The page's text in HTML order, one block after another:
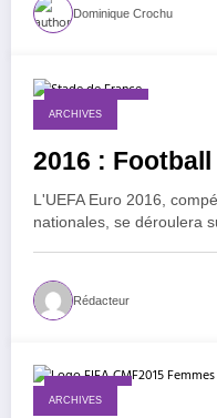
Dominique Crochu
ARCHIVES
2016 : Football
L'UEFA Euro 2016,
nationales, se déroulera
Rédacteur
1 mai 2015
ARCHIVES